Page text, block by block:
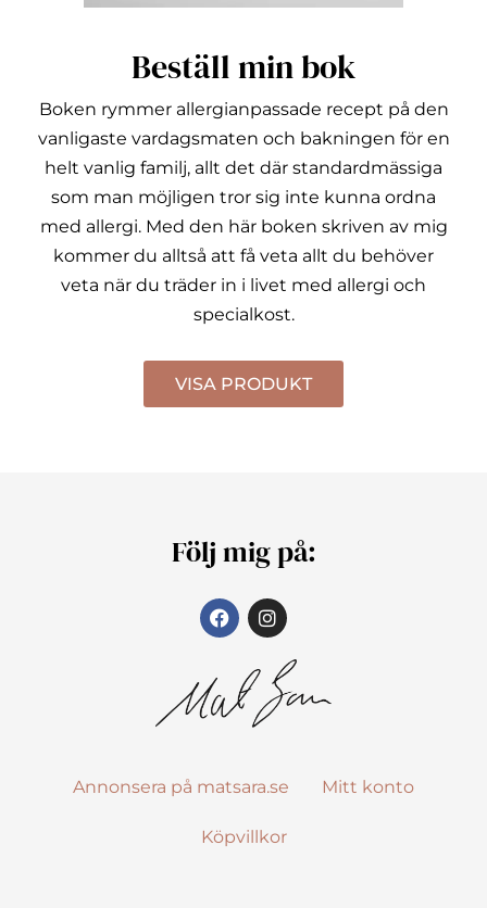
Beställ min bok
Boken rymmer allergianpassade recept på den
vanligaste vardagsmaten och bakningen för en
helt vanlig familj, allt det där standardmässiga
som man möjligen tror sig inte kunna ordna
med allergi. Med den här boken skriven av mig
kommer du alltså att få veta allt du behöver
veta när du träder in i livet med allergi och
specialkost.
VISA PRODUKT
Följ mig på:
Annonsera på matsara.se Mitt konto
Köpvillkor